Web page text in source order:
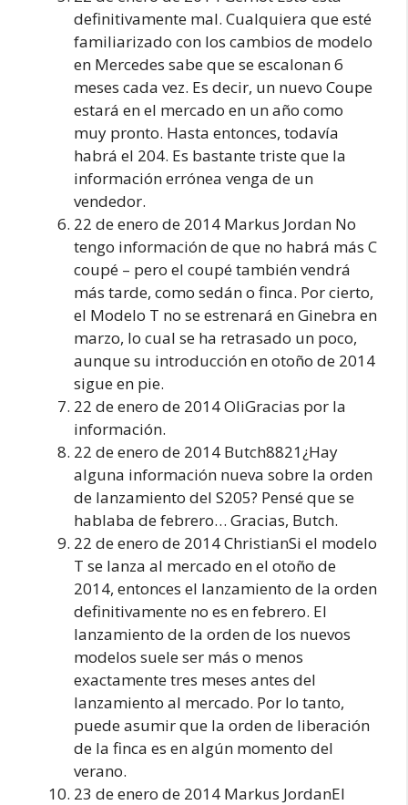
definitivamente mal. Cualquiera que esté
familiarizado con los cambios de modelo
en Mercedes sabe que se escalonan 6
meses cada vez. Es decir, un nuevo Coupe
estará en el mercado en un año como
muy pronto. Hasta entonces, todavía
habrá el 204. Es bastante triste que la
información errónea venga de un
vendedor.
22 de enero de 2014 Markus Jordan No
tengo información de que no habrá más C
coupé – pero el coupé también vendrá
más tarde, como sedán o finca. Por cierto,
el Modelo T no se estrenará en Ginebra en
marzo, lo cual se ha retrasado un poco,
aunque su introducción en otoño de 2014
sigue en pie.
22 de enero de 2014 OliGracias por la
información.
22 de enero de 2014 Butch8821¿Hay
alguna información nueva sobre la orden
de lanzamiento del S205? Pensé que se
hablaba de febrero… Gracias, Butch.
22 de enero de 2014 ChristianSi el modelo
T se lanza al mercado en el otoño de
2014, entonces el lanzamiento de la orden
definitivamente no es en febrero. El
lanzamiento de la orden de los nuevos
modelos suele ser más o menos
exactamente tres meses antes del
lanzamiento al mercado. Por lo tanto,
puede asumir que la orden de liberación
de la finca es en algún momento del
verano.
23 de enero de 2014 Markus JordanEl